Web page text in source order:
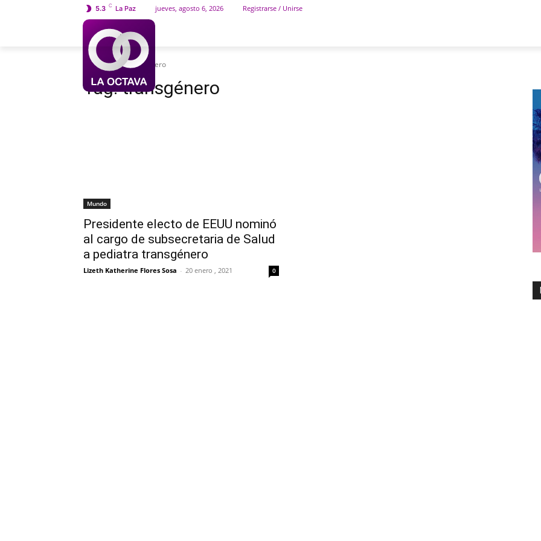
5.3 C La Paz jueves, agosto 6, 2026 Registrarse / Unirse
Etiquetas Transgénero
Tag:transgénero
Mundo
Presidente electo de EEUU nominó
al cargo de subsecretaria de Salud
a pediatra transgénero
Lizeth Katherine Flores Sosa - 20 enero , 2021 0